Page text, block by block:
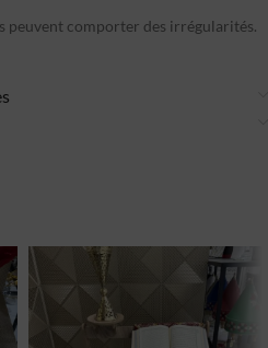
peuvent comporter des irrégularités.